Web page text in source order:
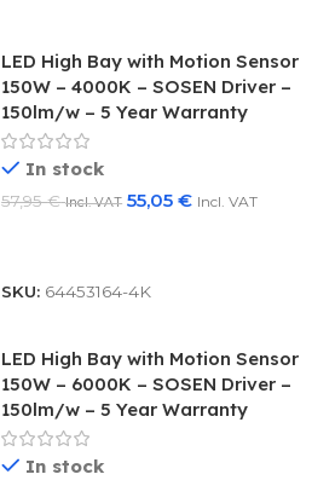
LED High Bay with Motion Sensor
150W – 4000K – SOSEN Driver –
150lm/w – 5 Year Warranty
In stock
57,95€ Incl. VAT 55,05€ Incl. VAT
SKU: 64453164-4K
LED High Bay with Motion Sensor
150W – 6000K – SOSEN Driver –
150lm/w – 5 Year Warranty
In stock